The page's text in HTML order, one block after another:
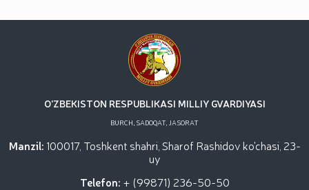
gvardiya Temurbeklar maktabi o‘quvchilari bilan
“Dronlardan foydalanish va ularning texnik
xususiyatlari” mavzusida ko‘rgazmali mashg‘ulot
tashkil etildi / / Milliy gvardiya Toshkent mintaqaviy
o‘quv markazida "Obyektlarni qo‘riqlash tizimida
uchuvchisiz uchadigan apparatlarini qo‘llash
istiqbollari” mavzusida Respublika ilmiy-amaliy
seminari o‘tkazildi / / Muborak Ramazon oyi Taroveh
namozlari o‘qilishi vaqtida jamoat tartibi hamda
fuqarolar xavfsizligi taʼminlanad / / O‘zbekiston
Respublikasi Prezidentining "Ikkinchi jahon urushi
qatnashchilarini rag‘batlantirish to‘g‘risida"gi
O'ZBEKISTON RESPUBLIKASI MILLIY GVARDIYASI
BURCH, SADOQAT, JASORAT
Manzil: 100017, Toshkent shahri, Sharof Rashidov ko'chasi, 23-
uy
Telefon: + (99871) 236-50-50